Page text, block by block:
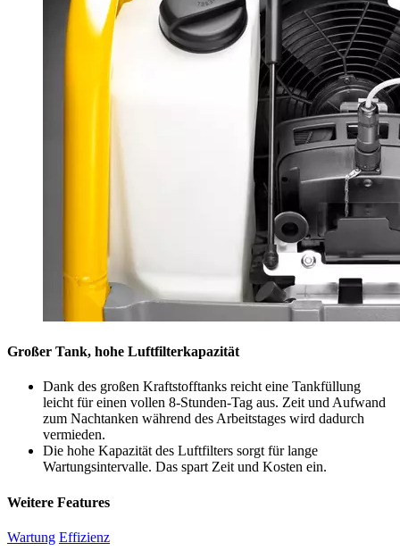
Großer Tank, hohe Luftfilterkapazität
Dank des großen Kraftstofftanks reicht eine Tankfüllung
leicht für einen vollen 8-Stunden-Tag aus. Zeit und Aufwand
zum Nachtanken während des Arbeitstages wird dadurch
vermieden.
Die hohe Kapazität des Luftfilters sorgt für lange
Wartungsintervalle. Das spart Zeit und Kosten ein.
Weitere Features
Wartung Effizienz